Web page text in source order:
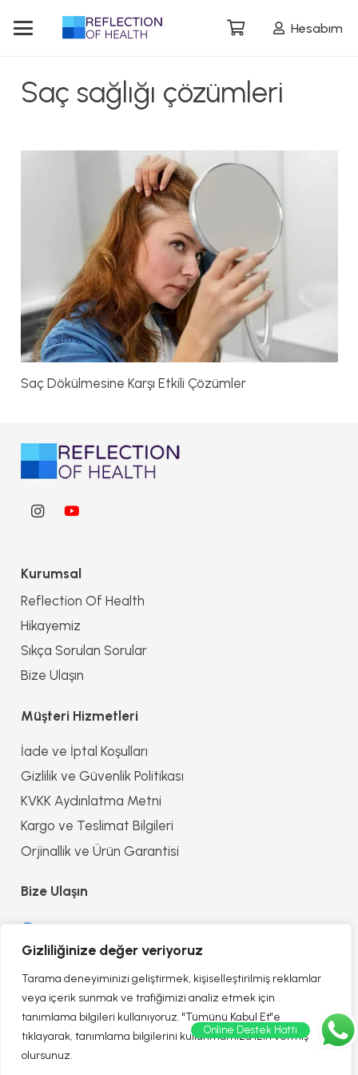
Gizliliğinize değer veriyoruz
Tarama deneyiminizi geliştirmek, kişiselleştirilmiş reklamlar
veya içerik sunmak ve trafiğimizi analiz etmek için
tanımlama bilgileri kullanıyoruz. "Tümünü Kabul Et"e
tıklayarak, tanımlama bilgilerini kullanmamıza izin vermiş
olursunuz.
Hesabım
Saç sağlığı çözümleri
Saç Dökülmesine Karşı Etkili Çözümler
Kurumsal
Reflection Of Health
Hikayemiz
Sıkça Sorulan Sorular
Bize Ulaşın
Müşteri Hizmetleri
İade ve İptal Koşulları
Gizlilik ve Güvenlik Politikası
KVKK Aydınlatma Metni
Kargo ve Teslimat Bilgileri
Orjinallik ve Ürün Garantisi
Bize Ulaşın
info@reflectionofhealth.com
Online Destek Hattı